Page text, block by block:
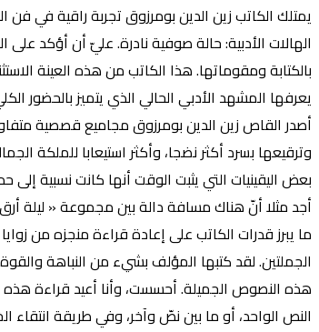
يمتلك الكاتب زين الدين بومرزوق تجربة راقية في
الهالات الأدبية: حالة صوفية نادرة. عليّ أن أؤكد
بالكتابة ومقوماتها. هذا الكاتب من هذه العينة
يعرفها المشهد الأدبي الحالي الذي يتميز بالحضور
أصدر القاص زين الدين بومرزوق مجاميع قصصية
وترقيعها بسرد أكثر نضجا، وأكثر استيعابا للملكة
بعض اليقينيات التي يثبت الوقت أنها كانت نسبية
أجد مثلا أنّ هناك مسافة دالة بين مجموعة « ليلة
ما يبرز قدرات الكاتب على إعادة قراءة منجزه من
الجملتين. لقد كتبها المؤلف بشيء من النباهة
هذه النصوص الجميلة. أحسست، وأنا أعيد قراءة هذه
النص الواحد، أو ما بين نصّ وآخر، وفي طريقة انتقاء